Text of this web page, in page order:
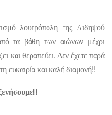
λουτρόπολη της Αιδηψού
τα βάθη των αιώνων μέχρι
και θεραπεύει. Δεν έχετε παρά
ευκαιρία και καλή διαμονή!!